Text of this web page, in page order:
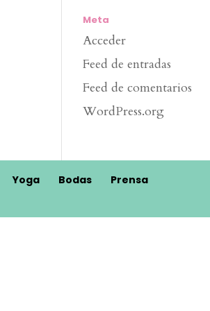
Meta
Acceder
Feed de entradas
Feed de comentarios
WordPress.org
Yoga Bodas
Prensa